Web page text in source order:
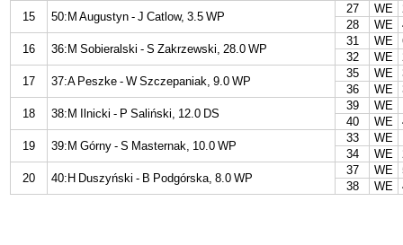
15
50:M Augustyn - J Catlow, 3.5 WP
27 WE
28
WE
16
36:M Sobieralski - S Zakrzewski, 28.0 WP
31 WE
32
WE
17
37:A Peszke - W Szczepaniak, 9.0 WP
35 WE
36
WE
18
38:M Ilnicki - P Saliński, 12.0 DS
39 WE
40
WE
19
39:M Górny - S Masternak, 10.0 WP
33 WE
34
WE
20
40:H Duszyński - B Podgórska, 8.0 WP
37 WE
38
WE